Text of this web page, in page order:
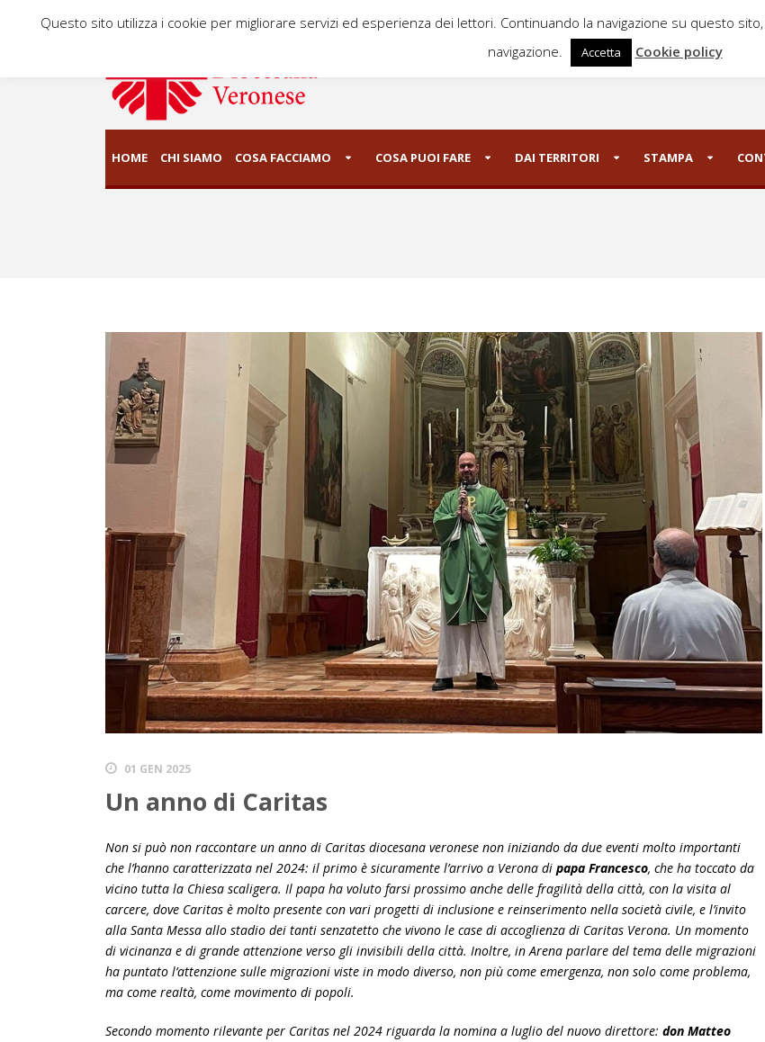
HOME CHI SIAMO COSA FACCIAMO COSA PUOI FARE DAI TERRITORI STAMPA
01 GEN 2025
Un anno di Caritas
Non si può non raccontare un anno di Caritas diocesana veronese non iniziando da due eventi molto importanti
che l’hanno caratterizzata nel 2024: il primo è sicuramente l’arrivo a Verona di papa Francesco, che ha toccato da
vicino tutta la Chiesa scaligera. Il papa ha voluto farsi prossimo anche delle fragilità della città, con la visita al
carcere, dove Caritas è molto presente con vari progetti di inclusione e reinserimento nella società civile, e l’invito
alla Santa Messa allo stadio dei tanti senzatetto che vivono le case di accoglienza di Caritas Verona. Un momento
di vicinanza e di grande attenzione verso gli invisibili della città. Inoltre, in Arena parlare del tema delle migrazioni
ha puntato l’attenzione sulle migrazioni viste in modo diverso, non più come emergenza, non solo come problema,
ma come realtà, come movimento di popoli.
Secondo momento rilevante per Caritas nel 2024 riguarda la nomina a luglio del nuovo direttore: don Matteo
Questo sito utilizza i cookie per migliorare servizi ed esperienza dei lettori. Continuando la navigazione su questo
navigazione.
Accetta Cookie policy